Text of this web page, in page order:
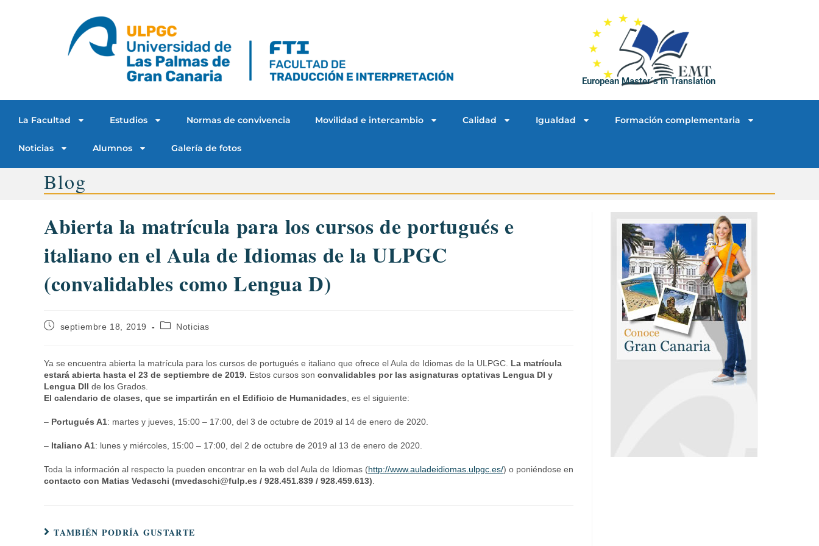
European Master´s in Translation
La Facultad Estudios Normas de convivencia Movilidad e intercambio Calidad Igualdad Formación complementaria
Noticias Alumnos Galería de fotos
Blog
Abierta la matrícula para los cursos de portugués e
italiano en el Aula de Idiomas de la ULPGC
(convalidables como Lengua D)
septiembre 18, 2019 Noticias
Ya se encuentra abierta la matrícula para los cursos de portugués e italiano que ofrece el Aula de Idiomas de la ULPGC. La matrícula
estará abierta hasta el 23 de septiembre de 2019. Estos cursos son convalidables por las asignaturas optativas Lengua DI y
Lengua DII de los Grados.
El calendario de clases, que se impartirán en el Edificio de Humanidades , es el siguiente:
– Portugués A1: martes y jueves, 15:00 – 17:00, del 3 de octubre de 2019 al 14 de enero de 2020.
– Italiano A1: lunes y miércoles, 15:00 – 17:00, del 2 de octubre de 2019 al 13 de enero de 2020.
Toda la información al respecto la pueden encontrar en la web del Aula de Idiomas (http://www.auladeidiomas. ulpgc.es/) o poniéndose en
contacto con Matias Vedaschi (mvedaschi@fulp.es / 928.451.839 / 928.459.613)
TAMBIÉN PODRÍA GUSTARTE